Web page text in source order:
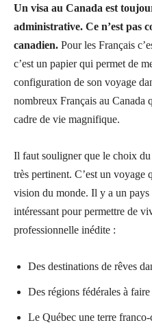
Un visa au Canada est
administrative. Ce n’est pas
canadien. Pour les Français
c’est un papier qui permet de
configuration de son voyage
nombreux Français au Canada
cadre de vie magnifique.
Il faut souligner que le choix
très pertinent. C’est un voyage
vision du monde. Il y a un pays
intéressant pour permettre de
professionnelle inédite :
Des destinations de rêves
Des régions fédérales à faire
Le Québec une terre franco-